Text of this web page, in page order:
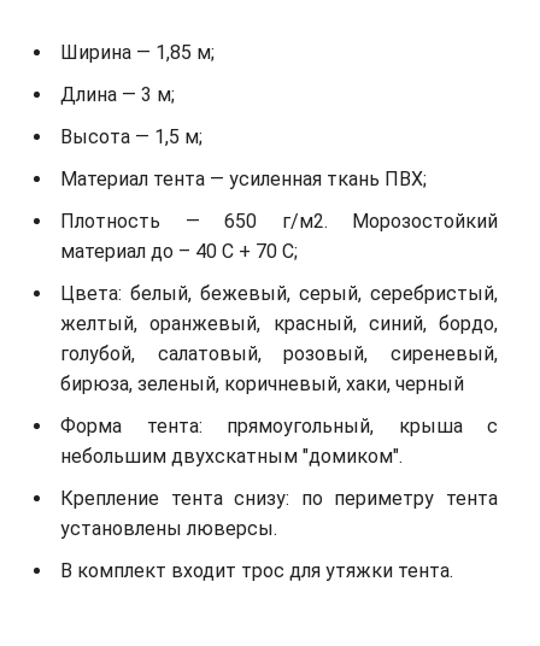
Ширина — 1,85 м;
Длина — 3 м;
Высота — 1,5 м;
Материал тента — усиленная ткань ПВХ;
Плотность — 650 г/м2. Морозостойкий
материал до – 40 С + 70 С;
Цвета: белый, бежевый, серый, серебристый,
желтый, оранжевый, красный, синий, бордо,
голубой, салатовый, розовый, сиреневый,
бирюза, зеленый, коричневый, хаки, черный
Форма тента: прямоугольный, крыша с
небольшим двухскатным "домиком".
Крепление тента снизу: по периметру тента
установлены люверсы.
В комплект входит трос для утяжки тента.